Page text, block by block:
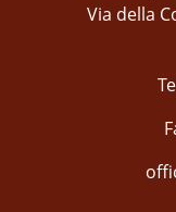
Via della